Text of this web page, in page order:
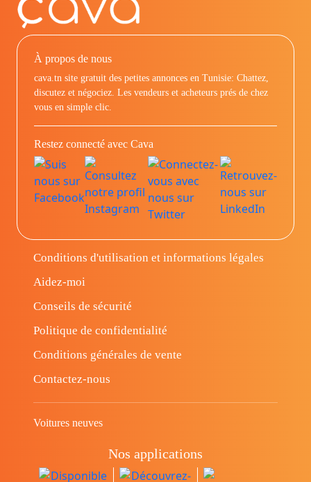
À propos de nous
cava.tn site gratuit des petites annonces en Tunisie: Chattez,
discutez et négociez. Les vendeurs et acheteurs prés de chez
vous en simple clic.
Restez connecté avec Cava
Conditions d'utilisation et informations légales
Aidez-moi
Conseils de sécurité
Politique de confidentialité
Conditions générales de vente
Contactez-nous
Voitures neuves
Nos applications